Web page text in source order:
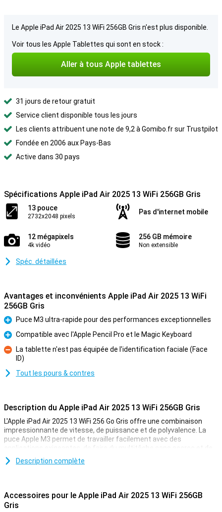
Le Apple iPad Air 2025 13 WiFi 256GB Gris n'est plus disponible.
Voir tous les Apple Tablettes qui sont en stock :
Aller à tous Apple tablettes
31 jours de retour gratuit
Service client disponible tous les jours
Les clients attribuent une note de 9,2 à Gomibo.fr sur Trustpilot
Fondée en 2006 aux Pays-Bas
Active dans 30 pays
Spécifications Apple iPad Air 2025 13 WiFi 256GB Gris
13 pouce
2732x2048 pixels
Pas d'internet mobile
12 mégapixels
4k vidéo
256 GB mémoire
Non extensible
Spéc. détaillées
Avantages et inconvénients Apple iPad Air 2025 13 WiFi
256GB Gris
Pour
Puce M3 ultra-rapide pour des performances exceptionnelles
Pour
Compatible avec l'Apple Pencil Pro et le Magic Keyboard
Contre
La tablette n'est pas équipée de l'identification faciale (Face
ID)
Tout les pours & contres
Description du Apple iPad Air 2025 13 WiFi 256GB Gris
L'Apple iPad Air 2025 13 WiFi 256 Go Gris offre une combinaison
impressionnante de vitesse, de puissance et de polyvalence. La
puce Apple M3 permet de travailler facilement avec des
applications exigeantes, de faire du multitâche sans accroc et de
profiter de superbes graphismes. L'écran Liquid Retina de 13
pouces offre une image nette avec de superbes couleurs et la
Puce Apple M3 ultra-rapide
Description complète
Accessoires pour le Apple iPad Air 2025 13 WiFi 256GB
Gris